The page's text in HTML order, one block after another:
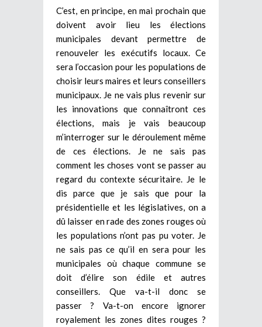
C’est, en principe, en mai prochain que
doivent avoir lieu les élections
municipales devant permettre de
renouveler les exécutifs locaux. Ce
sera l’occasion pour les populations de
choisir leurs maires et leurs conseillers
municipaux. Je ne vais plus revenir sur
les innovations que connaîtront ces
élections, mais je vais beaucoup
m’interroger sur le déroulement même
de ces élections. Je ne sais pas
comment les choses vont se passer au
regard du contexte sécuritaire. Je le
dis parce que je sais que pour la
présidentielle et les législatives, on a
dû laisser en rade des zones rouges où
les populations n’ont pas pu voter. Je
ne sais pas ce qu’il en sera pour les
municipales où chaque commune se
doit d’élire son édile et autres
conseillers. Que va-t-il donc se
passer ? Va-t-on encore ignorer
royalement les zones dites rouges ?